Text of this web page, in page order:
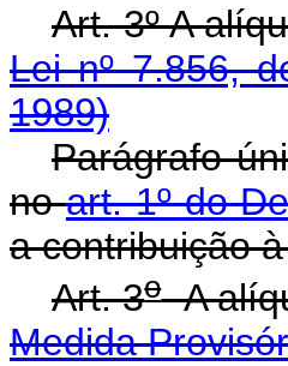
Art. 3º A
Lei nº 7.856,
1989)
Parágrafo
noart. 1º do
a contribuição
Art. 3oA
Medida